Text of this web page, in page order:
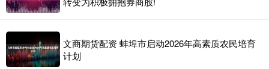
文商期货配资 蚌埠市启动2026年高素质农民培育
计划